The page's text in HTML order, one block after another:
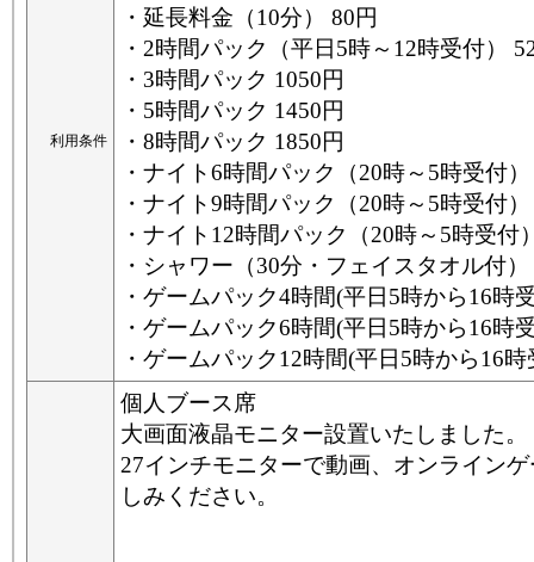
利用条件
・延長料金（10分） 80円
・2時間パック（平日5時～12時受付）
・3時間パック 1050円
・5時間パック 1450円
・8時間パック 1850円
・ナイト6時間パック（20時～5時受付
・ナイト9時間パック（20時～5時受付
・ナイト12時間パック（20時～5時受付
・シャワー（30分・フェイスタオル付
・ゲームパック4時間(平日5時から16時
・ゲームパック6時間(平日5時から16時
・ゲームパック12時間(平日5時から16
個人ブース席
大画面液晶モニター設置いたしました。
27インチモニターで動画、オンライン
しみください。